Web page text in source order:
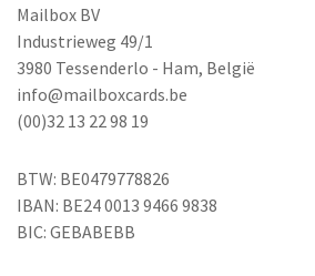
Mailbox BV
Industrieweg 49/1
3980 Tessenderlo - Ham, België
info@mailboxcards.be
(00)32 13 22 98 19
BTW: BE0479778826
IBAN: BE24 0013 9466 9838
BIC: GEBABEBB